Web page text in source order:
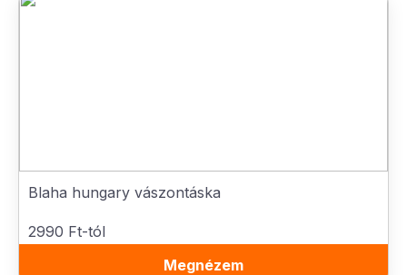
Blaha hungary vászontáska
2990 Ft-tól
Megnézem